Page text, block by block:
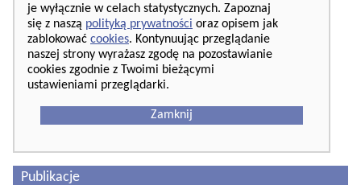
je wyłącznie w celach statystycznych. Zapoznaj
się z naszą polityką prywatności oraz opisem jak
zablokować cookies. Kontynuując przeglądanie
naszej strony wyrażasz zgodę na pozostawianie
cookies zgodnie z Twoimi bieżącymi
ustawieniami przeglądarki.
Zamknij
Publikacje